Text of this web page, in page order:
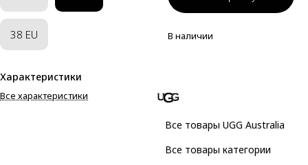
38 EU
Характеристики
Все характеристики
В наличии
Все товары UGG Australia
Все товары категории